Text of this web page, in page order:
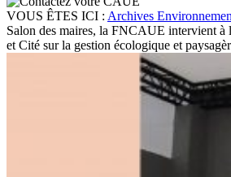
VOUS ÊTES ICI : Archives
Salon des maires, la FNCAUE intervient à
et Cité sur la gestion écologique et